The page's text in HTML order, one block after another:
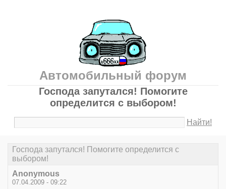
Автомобильный форум
Господа запутался! Помогите
определится с выбором!
Найти!
Господа запутался! Помогите определится с
выбором!
Anonymous
07.04.2009 - 09:22